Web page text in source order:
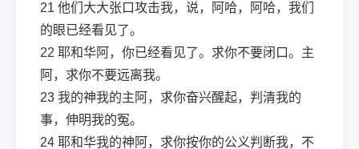
21 他们大大张口攻击我，说，阿哈，阿哈，我们
的眼已经看见了。
22 耶和华阿，你已经看见了。求你不要闭口。主
阿，求你不要远离我。
23 我的神我的主阿，求你奋兴醒起，判清我的
事，伸明我的冤。
24 耶和华我的神阿，求你按你的公义判断我，不